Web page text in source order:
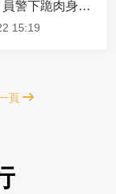
警下跪肉身擋
過
15:19
頁